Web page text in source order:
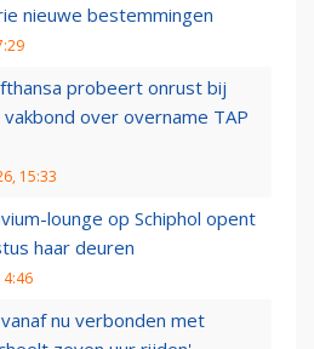
nieuwe bestemmingen
probeert onrust bij
over overname TAP
15:33
lounge op Schiphol opent
haar deuren
nu verbonden met